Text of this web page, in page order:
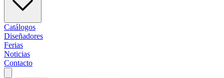
Catálogos
Diseñadores
Ferias
Noticias
Contacto